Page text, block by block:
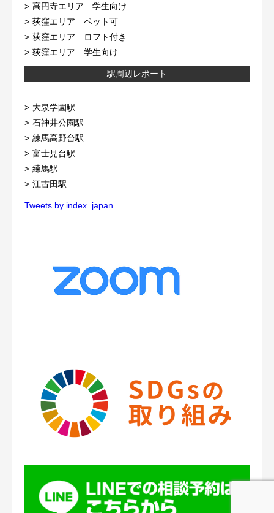
高円寺エリア 学生向け
荻窪エリア ペット可
荻窪エリア ロフト付き
荻窪エリア 学生向け
駅周辺レポート
大泉学園駅
石神井公園駅
練馬高野台駅
富士見台駅
練馬駅
江古田駅
Tweets by index_japan